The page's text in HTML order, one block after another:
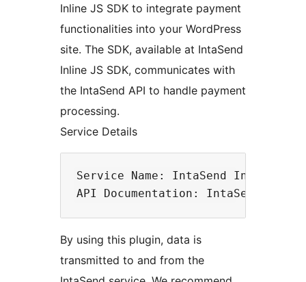
Inline JS SDK to integrate payment
functionalities into your WordPress
site. The SDK, available at IntaSend
Inline JS SDK, communicates with
the IntaSend API to handle payment
processing.
Service Details
Service Name: IntaSend Inline
By using this plugin, data is
transmitted to and from the